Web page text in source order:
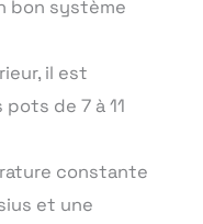
bon système
il est
de 7 à 11
constante
et une